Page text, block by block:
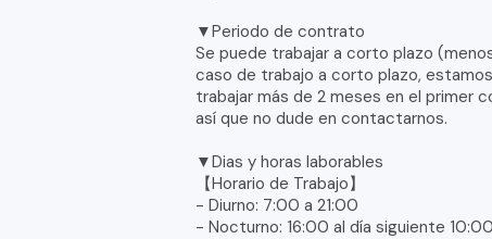
▼Periodo de contrato
Se puede trabajar a corto plazo
caso de trabajo a corto plazo,
trabajar más de 2 meses en el primer
así que no dude en contactarnos.
▼Dias y horas laborables
【Horario de Trabajo】
- Diurno: 7:00 a 21:00
- Nocturno: 16:00 al día siguiente 10:00